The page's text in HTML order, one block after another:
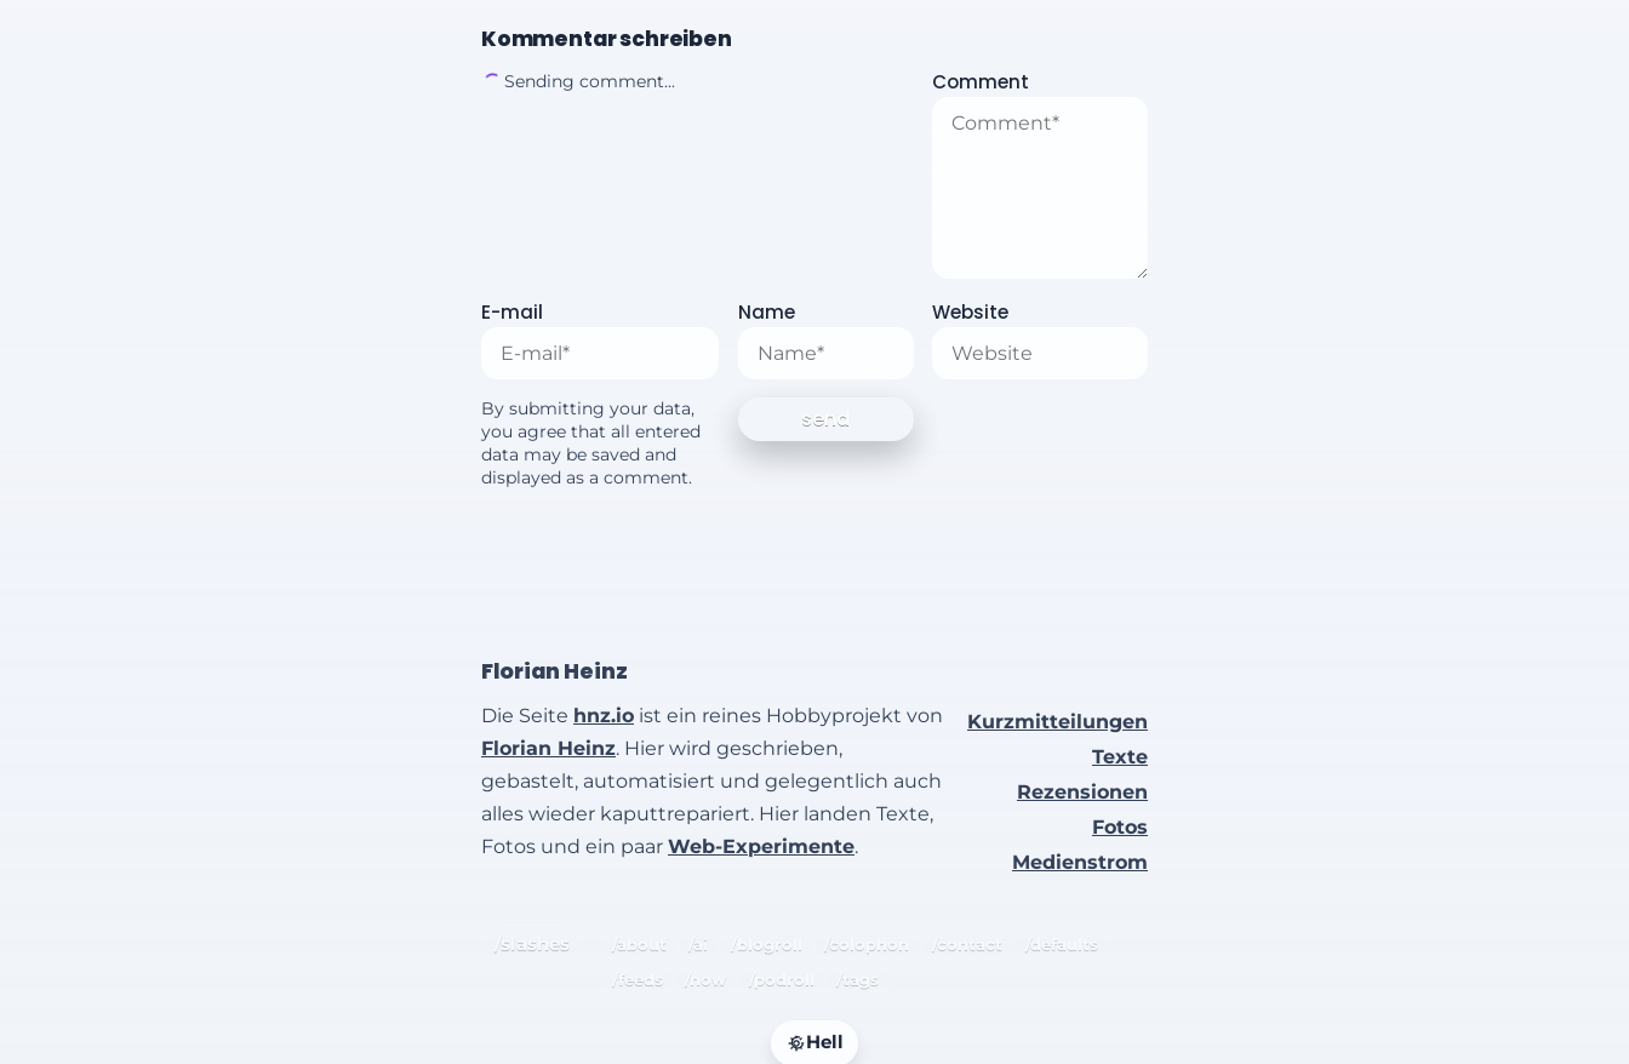
Kommentar schreiben
Sending comment... Comment
E-mail Name Website
By submitting your data,
you agree that all entered
data may be saved and
displayed as a comment.
Florian Heinz
Die Seite hnz.io ist ein reines Hobbyprojekt von
Florian Heinz. Hier wird geschrieben,
gebastelt, automatisiert und gelegentlich auch
alles wieder kaputtrepariert. Hier landen Texte,
Fotos und ein paar Web-Experimente.
Kurzmitteilungen
Texte
Rezensionen
Fotos
Medienstrom
/slashes /about /ai /blogroll /colophon /contact
/defaults
/feeds
/now /podroll /tags
Hell